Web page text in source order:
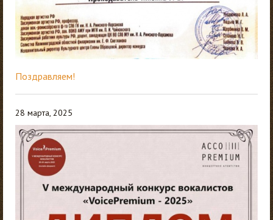
Поздравляем!
28 марта, 2025